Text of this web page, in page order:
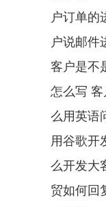
户订单的
户说邮件
客户是不
怎么写
么用英语
用谷歌开
么开发大
贸如何回